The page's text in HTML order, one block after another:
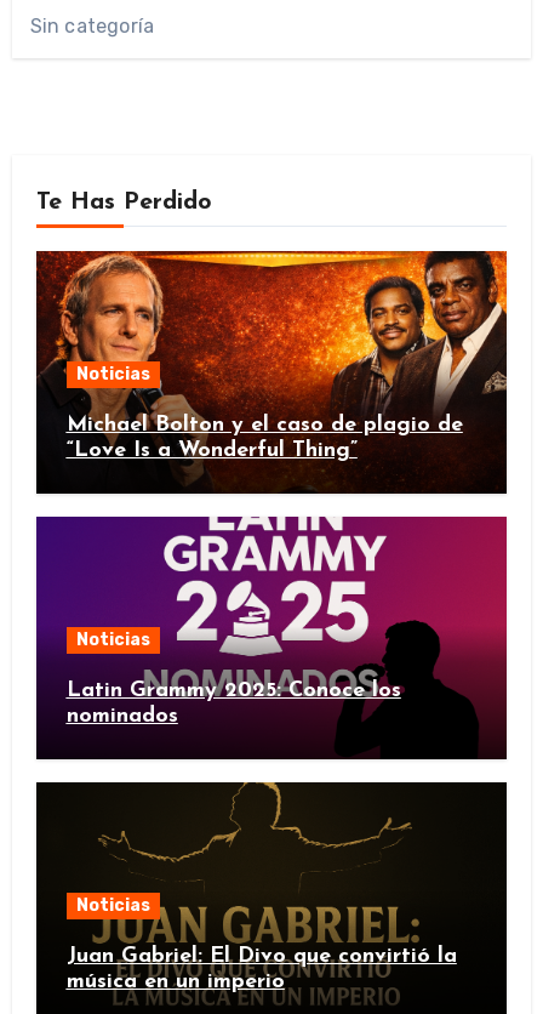
Sin categoría
Te Has Perdido
Noticias
Michael Bolton y el caso de plagio de
“Love Is a Wonderful Thing”
Noticias
Latin Grammy 2025: Conoce los
nominados
Noticias
Juan Gabriel: El Divo que convirtió la
música en un imperio